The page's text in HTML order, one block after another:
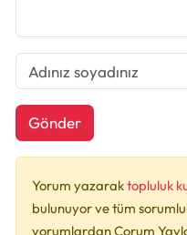
Gönder
Yorum yazaraktopluluk
bulunuyor ve tüm
yorumlardan Çorum